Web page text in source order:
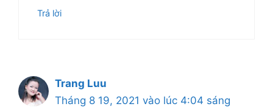
Trả lời
Trang Luu
Tháng 8 19, 2021 vào lúc 4:04 sáng